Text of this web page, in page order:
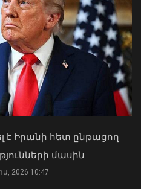
եք ման
Իրանի հետ ընթացող
մասին
2026 10:47